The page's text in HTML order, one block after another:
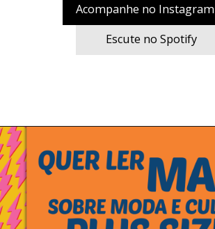
Escute no Spotify
Acompanhe no Instagram